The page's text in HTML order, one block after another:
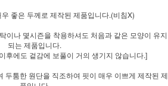
좋은 두께로 제작된 제품입니다.(비침X)
이나 몇시즌을 착용하셔도 처음과 같은 모양이 유지
되는 제품입니다.
후에도 겉감에 보풀이 거의 생기지 않습니다.]
두툼한 원단을 직조하여 핏이 매우 이쁘게 제작된 제